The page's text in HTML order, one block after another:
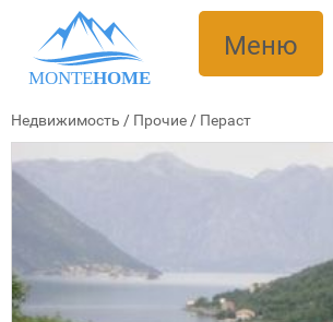
MONTEHOME
Меню
Недвижимость / Прочие / Пераст